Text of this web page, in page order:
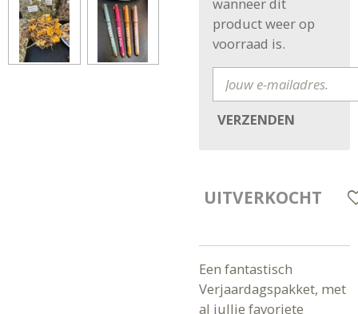
product weer op
voorraad is.
VERZENDEN
UITVERKOCHT
Een fantastisch
Verjaardagspakket, met
al jullie favoriete